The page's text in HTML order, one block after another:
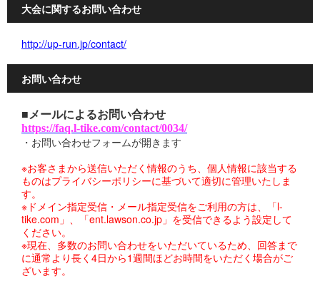
大会に関するお問い合わせ
http://up-run.jp/contact/
お問い合わせ
■メールによるお問い合わせ
https://faq.l-tike.com/contact/0034/
・お問い合わせフォームが開きます
※お客さまから送信いただく情報のうち、個人情報に該当する
ものはプライバシーポリシーに基づいて適切に管理いたしま
す。
※ドメイン指定受信・メール指定受信をご利用の方は、「l-
tike.com」、「ent.lawson.co.jp」を受信できるよう設定して
ください。
※現在、多数のお問い合わせをいただいているため、回答まで
に通常より長く4日から1週間ほどお時間をいただく場合がご
ざいます。